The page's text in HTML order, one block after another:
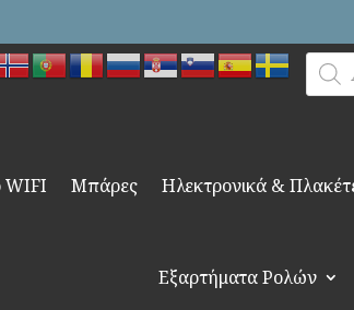
WIFI Μπάρες Ηλεκτρονικά &
Εξαρτήματα Ρολών